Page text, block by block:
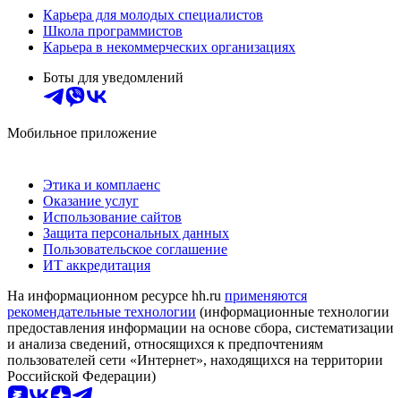
Карьера для молодых специалистов
Школа программистов
Карьера в некоммерческих организациях
Боты для уведомлений
Мобильное приложение
Этика и комплаенс
Оказание услуг
Использование сайтов
Защита персональных данных
Пользовательское соглашение
ИТ аккредитация
На информационном ресурсе hh.ru применяются
рекомендательные технологии (информационные технологии
предоставления информации на основе сбора, систематизации
и анализа сведений, относящихся к предпочтениям
пользователей сети «Интернет», находящихся на территории
Российской Федерации)